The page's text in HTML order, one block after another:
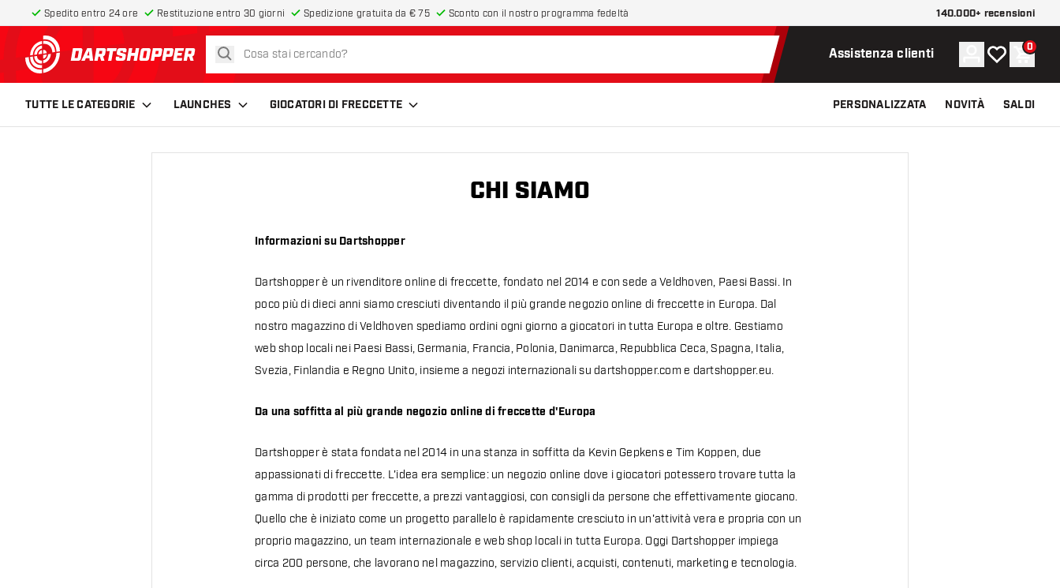
Spedito entro 24 ore Restituzione entro 30 giorni Spedizione gratuita da € 75 Sconto con il nostro programma fedeltà 140.000+ recensioni
torna alla home page
cerca Assistenza clienti Account
La mia lista
0
TUTTE LE CATEGORIE LAUNCHES GIOCATORI DI FRECCETTE PERSONALIZZATA NOVITÀ SALDI
CHI SIAMO
Informazioni su Dartshopper
Dartshopper è un rivenditore online di freccette, fondato nel 2014 e con sede a Veldhoven, Paesi Bassi. In
poco più di dieci anni siamo cresciuti diventando il più grande negozio online di freccette in Europa. Dal
nostro magazzino di Veldhoven spediamo ordini ogni giorno a giocatori in tutta Europa e oltre. Gestiamo
web shop locali nei Paesi Bassi, Germania, Francia, Polonia, Danimarca, Repubblica Ceca, Spagna, Italia,
Svezia, Finlandia e Regno Unito, insieme a negozi internazionali su dartshopper.com e dartshopper.eu.
Da una soffitta al più grande negozio online di freccette d'Europa
Dartshopper è stata fondata nel 2014 in una stanza in soffitta da Kevin Gepkens e Tim Koppen, due
appassionati di freccette. L'idea era semplice: un negozio online dove i giocatori potessero trovare tutta la
gamma di prodotti per freccette, a prezzi vantaggiosi, con consigli da persone che effettivamente giocano.
Quello che è iniziato come un progetto parallelo è rapidamente cresciuto in un'attività vera e propria con un
proprio magazzino, un team internazionale e web shop locali in tutta Europa. Oggi Dartshopper impiega
circa 200 persone, che lavorano nel magazzino, servizio clienti, acquisti, contenuti, marketing e tecnologia.